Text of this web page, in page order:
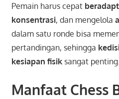
Pemain harus cepat
konsentrasi, dan mengelola
dalam satu ronde bisa
pertandingan, sehingga
kesiapan fisiksangat penting.
Manfaat Chess